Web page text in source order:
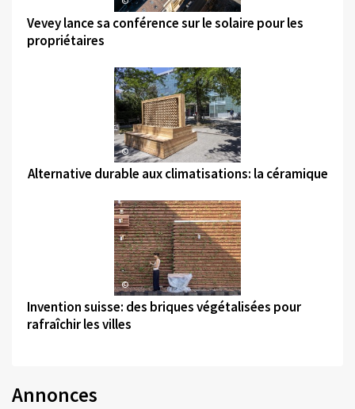
Vevey lance sa conférence sur le solaire pour les
propriétaires
©
Alternative durable aux climatisations: la céramique
©
Invention suisse: des briques végétalisées pour
rafraîchir les villes
Annonces